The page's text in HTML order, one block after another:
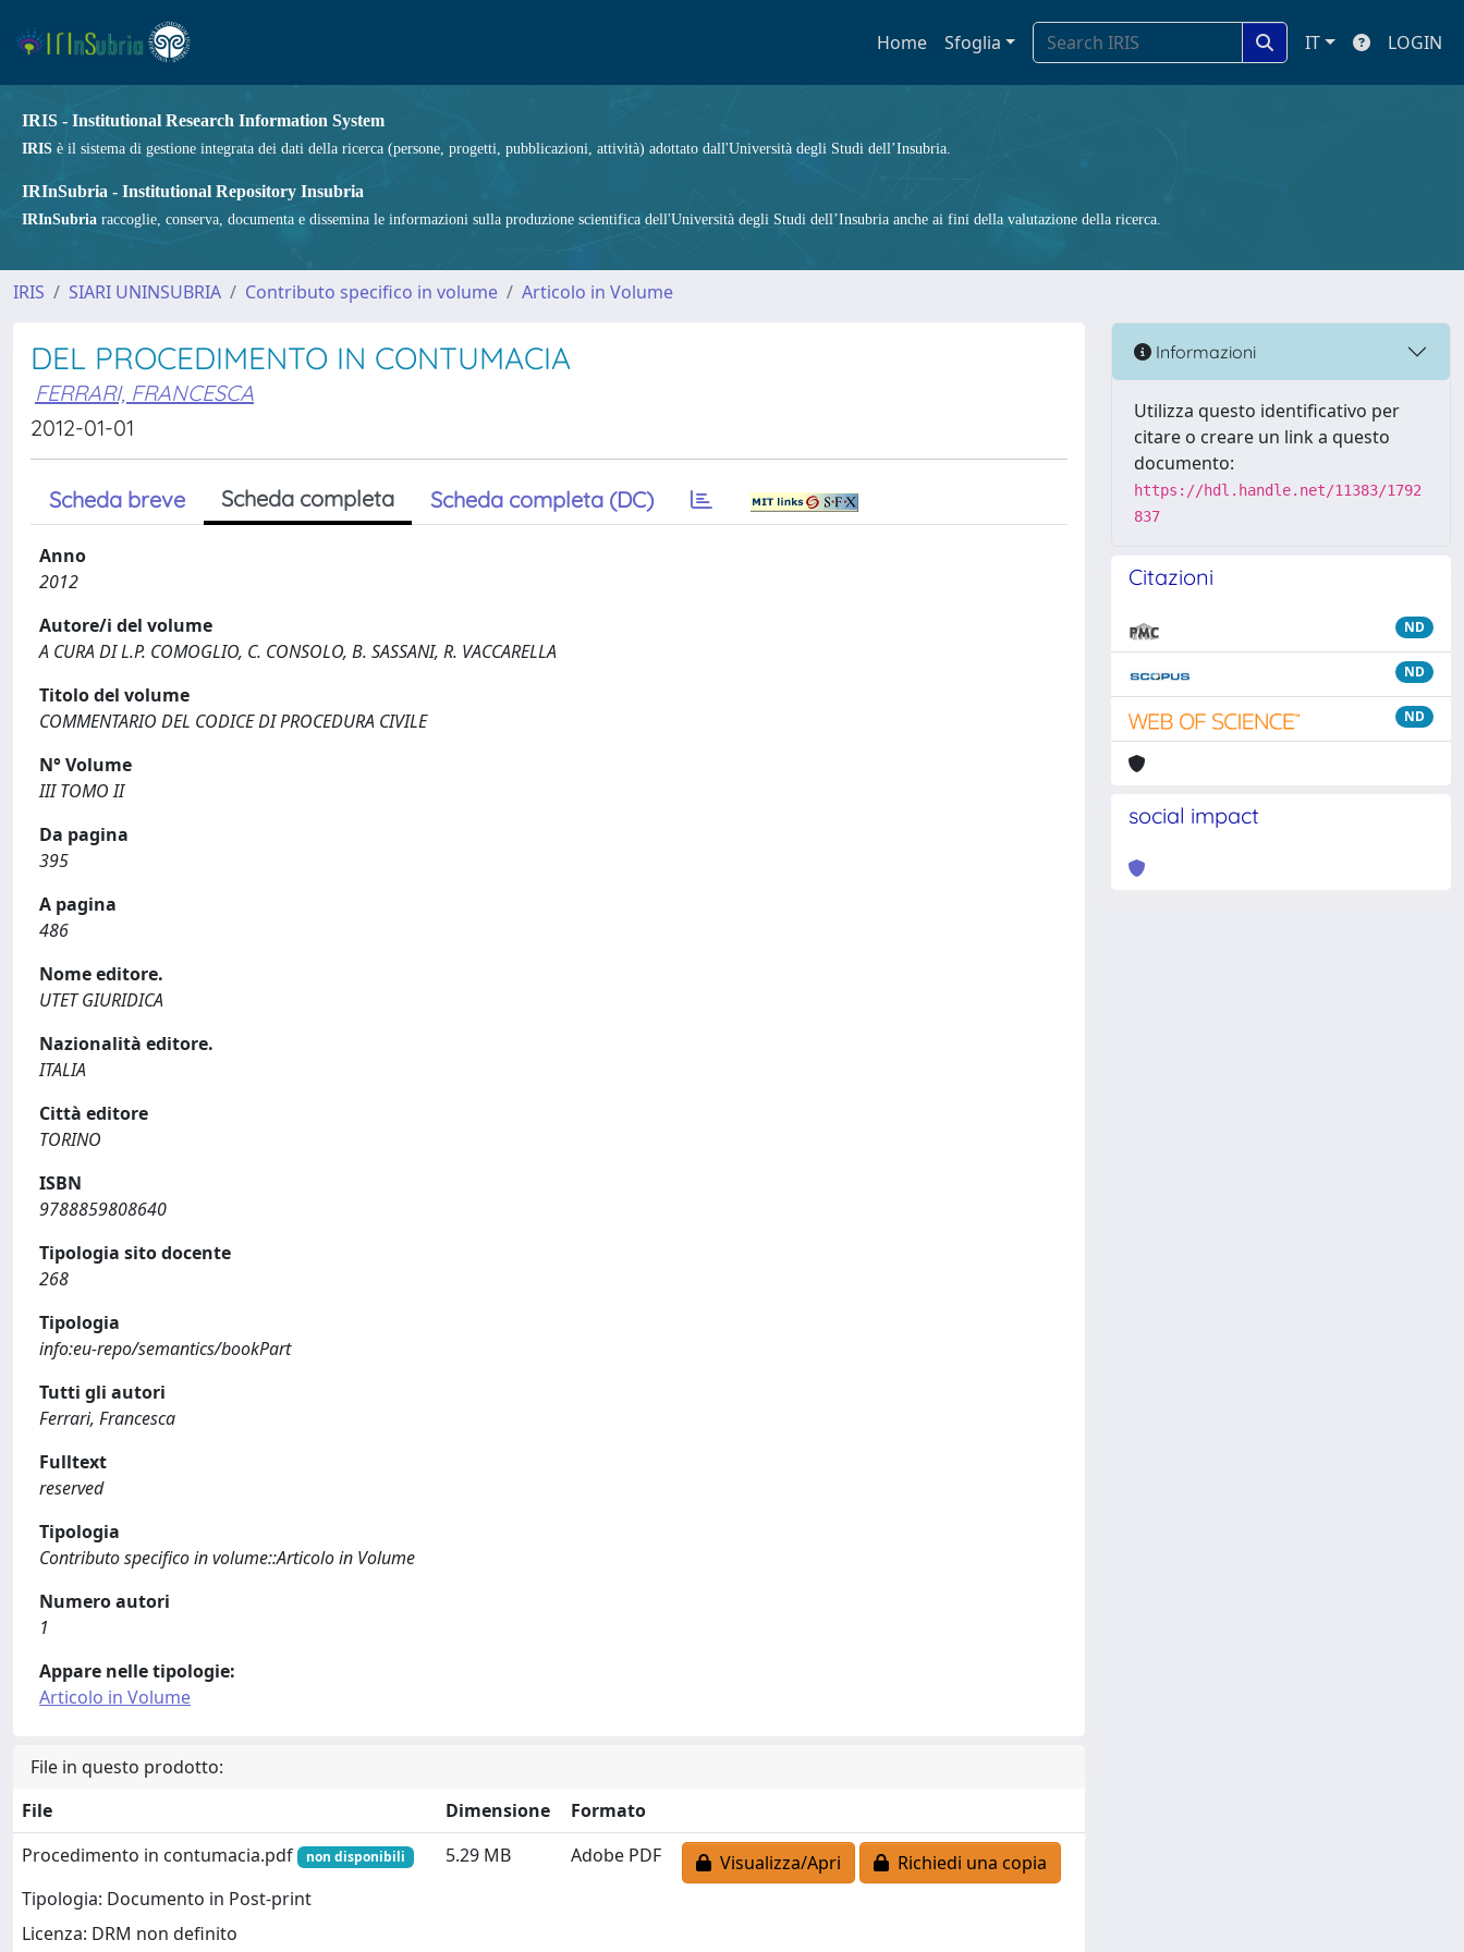
Home Sfoglia IT LOGIN
IRIS - Institutional Research Information System
IRIS è il sistema di gestione integrata dei dati della ricerca (persone, progetti, pubblicazioni, attività) adottato dall'Università degli Studi dell’Insubria.
IRInSubria - Institutional Repository Insubria
IRInSubria raccoglie, conserva, documenta e dissemina le informazioni sulla produzione scientifica dell'Università degli Studi dell’Insubria anche ai fini della valutazione della ricerca.
IRIS SIARI UNINSUBRIA Contributo specifico in volume Articolo in Volume
DEL PROCEDIMENTO IN CONTUMACIA
FERRARI, FRANCESCA
2012-01-01
Scheda breve Scheda completa Scheda completa (DC)
Anno
2012
Autore/i del volume
A CURA DI L.P. COMOGLIO, C. CONSOLO, B. SASSANI, R. VACCARELLA
Titolo del volume
COMMENTARIO DEL CODICE DI PROCEDURA CIVILE
N° Volume
III TOMO II
Da pagina
395
A pagina
486
Nome editore.
UTET GIURIDICA
Nazionalità editore.
ITALIA
Città editore
TORINO
ISBN
9788859808640
Tipologia sito docente
268
Tipologia
info:eu-repo/semantics/bookPart
Tutti gli autori
Ferrari, Francesca
Fulltext
reserved
Tipologia
Contributo specifico in volume::Articolo in Volume
Numero autori
1
Appare nelle tipologie:
Articolo in Volume
File in questo prodotto:
File
Dimensione
Formato
Procedimento in contumacia.pdf
non disponibili
Tipologia: Documento in Post-print
Licenza: DRM non definito
5.29 MB Adobe PDF Visualizza/Apri Richiedi una copia
Informazioni
Utilizza questo identificativo per
citare o creare un link a questo
documento:
https://hdl.handle.net/11383/1792
837
Citazioni
ND
ND
ND
social impact